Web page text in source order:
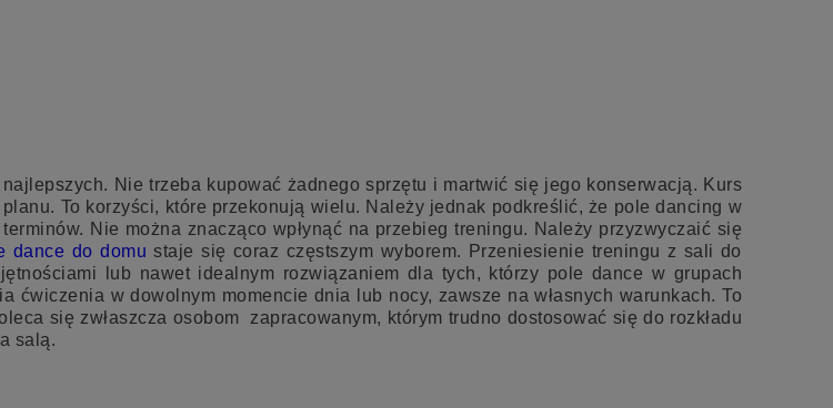
Nie trzeba kupować żadnego sprzętu i martwić się jego konserwacją. Kurs
To korzyści, które przekonują wielu. Należy jednak podkreślić, że pole dancing w
Nie można znacząco wpłynąć na przebieg treningu. Należy przyzwyczaić się
dance do domu staje się coraz częstszym wyborem. Przeniesienie treningu z sali do
lub nawet idealnym rozwiązaniem dla tych, którzy pole dance w grupach
w dowolnym momencie dnia lub nocy, zawsze na własnych warunkach. To
się zwłaszcza osobom zapracowanym, którym trudno dostosować się do rozkładu
salą.